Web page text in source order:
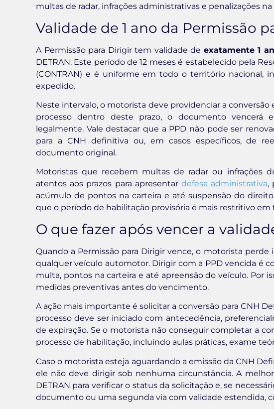
multas de radar, infrações administrativas e penalizações
Validade de 1 ano da Permissão
A Permissão para Dirigir tem validade de exatamente 1
DETRAN. Este período de 12 meses é estabelecido pela
(CONTRAN) e é uniforme em todo o território nacional,
expedido.
Neste intervalo, o motorista deve providenciar a
processo dentro deste prazo, o documento
legalmente. Vale destacar que a PPD não pode ser
para a CNH definitiva ou, em casos específicos, de
documento original.
Motoristas que recebem multas de radar ou infrações
atentos aos prazos para apresentar defesa administrativa,
acúmulo de pontos na carteira e até suspensão do
que o período de habilitação provisória é mais restritivo em
O que fazer após vencer a
Quando a Permissão para Dirigir vence, o motorista
qualquer veículo automotor. Dirigir com a PPD vencida é
multa, pontos na carteira e até apreensão do veículo. Por
medidas preventivas antes do vencimento.
A ação mais importante é solicitar a conversão para CNH
processo deve ser iniciado com antecedência,
de expiração. Se o motorista não conseguir completar a
processo de habilitação, incluindo aulas práticas, exame
Caso o motorista esteja aguardando a emissão da CNH
ele não deve dirigir sob nenhuma circunstância. A
DETRAN para verificar o status da solicitação e, se
documento ou uma segunda via com validade estendida,